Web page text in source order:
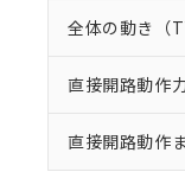
全体の動き（
直接開路動作
直接開路動作